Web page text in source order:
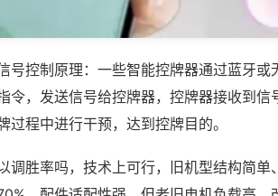
号控制原理：一些智能控牌器通过蓝牙
令，发送信号给控牌器，控牌器接收到
过程中进行干预，达到控牌目的。
调胜率吗，技术上可行，旧机型结构简